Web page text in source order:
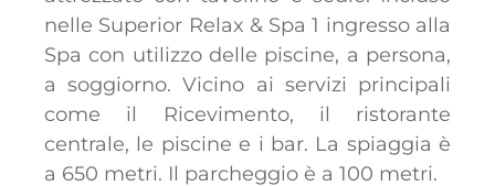
nelle Superior Relax & Spa 1 ingresso alla
Spa con utilizzo delle piscine, a persona,
a soggiorno. Vicino ai servizi principali
come il Ricevimento, il ristorante
centrale, le piscine e i bar. La spiaggia è
a 650 metri. Il parcheggio è a 100 metri.